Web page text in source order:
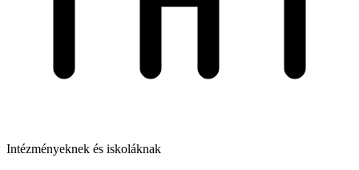
Intézményeknek és iskoláknak